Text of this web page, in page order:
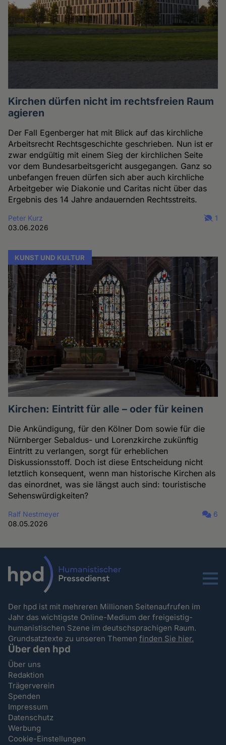
Kirchen dürfen nicht im rechtsfreien Raum
agieren
Der Fall Egenberger hat mit Blick auf das kirchliche
Arbeitsrecht Rechtsgeschichte geschrieben. Nun ist er
zwar endgültig mit einem Sieg der kirchlichen Seite
vor dem Bundesarbeitsgericht ausgegangen. Ganz so
unbefangen freuen dürfen sich aber auch kirchliche
Arbeitgeber wie Diakonie und Caritas nicht über das
Ergebnis des 14 Jahre andauernden Rechtsstreits.
Peter Kurz
03.06.2026
1
KUNST UND KULTUR
Kirchen: Eintritt für alle – oder für keinen
Die Ankündigung, für den Kölner Dom sowie für die
Nürnberger Sebaldus- und Lorenzkirche zukünftig
Eintritt zu verlangen, sorgt für erheblichen
Diskussionsstoff. Doch ist diese Entscheidung nicht
letztlich konsequent, wenn man historische Kirchen als
das einordnet, was sie längst auch sind: touristische
Sehenswürdigkeiten?
Ralf Nestmeyer
08.05.2026
6
Menu
Der hpd ist mit mehreren Millionen Seitenaufrufen im
Jahr das wichtigste Online-Medium der freigeistig-
humanistischen Szene im deutschsprachigen Raum.
Grundsatztexte zu unseren Themenfinden Sie hier.
Über den hpd
Über uns
Redaktion
Trägerverein
Spenden
Impressum
Datenschutz
Werbung
Cookie-Einstellungen